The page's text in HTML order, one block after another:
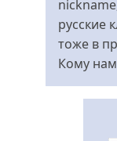
русские
тоже в
Кому